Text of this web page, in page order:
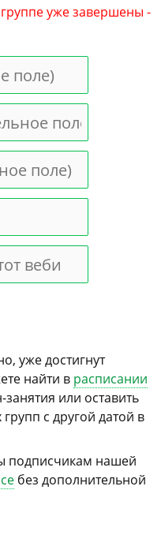
уже завершены -
уже достигнут
найти в расписании
или оставить
групп с другой датой в
подписчикам нашей
без дополнительной